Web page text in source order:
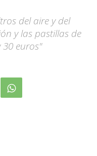
del aire y del
y las pastillas de
euros"